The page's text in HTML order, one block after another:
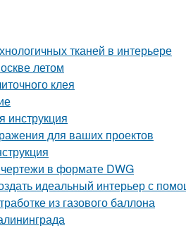
тканей в интерьере
летом
клея
инструкция
для ваших проектов
в формате DWG
идеальный интерьер с
из газового баллона